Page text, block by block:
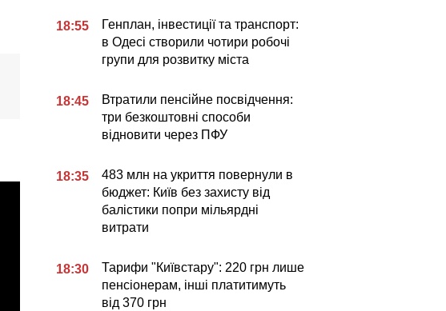
18:55
Генплан, інвестиції та транспорт:
в Одесі створили чотири робочі
групи для розвитку міста
18:45
Втратили пенсійне посвідчення:
три безкоштовні способи
відновити через ПФУ
18:35
483 млн на укриття повернули в
бюджет: Київ без захисту від
балістики попри мільярдні
витрати
18:30
Тарифи "Київстару": 220 грн лише
пенсіонерам, інші платитимуть
від 370 грн